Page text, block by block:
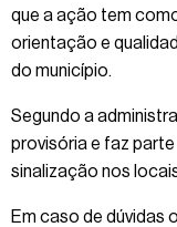
que a ação tem
orientação e
do município.
Segundo a
provisória e faz
sinalização nos
Em caso de dúvidas